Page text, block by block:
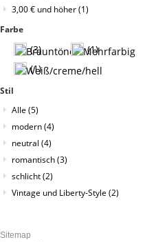
3,00 € und höher(1)
Farbe
(3)
(1)
(1)
Stil
Alle (5)
modern(4)
neutral (4)
romantisch(3)
schlicht(2)
Vintage und Liberty-Style (2)
Sitemap